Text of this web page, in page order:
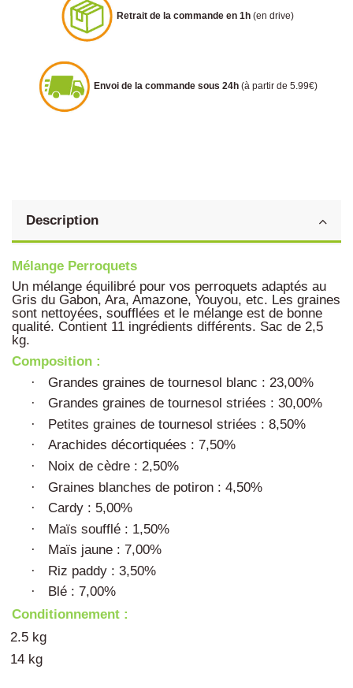
Retrait de la commande en 1h (en drive)
Envoi de la commande sous 24h (à partir de 5.99€)
Description
Mélange Perroquets
Un mélange équilibré pour vos perroquets adaptés au
Gris du Gabon, Ara, Amazone, Youyou, etc. Les graines
sont nettoyées, soufflées et le mélange est de bonne
qualité. Contient 11 ingrédients différents. Sac de 2,5
kg.
Composition :
· Grandes graines de tournesol blanc : 23,00%
· Grandes graines de tournesol striées : 30,00%
· Petites graines de tournesol striées : 8,50%
· Arachides décortiquées : 7,50%
· Noix de cèdre : 2,50%
· Graines blanches de potiron : 4,50%
· Cardy : 5,00%
· Maïs soufflé : 1,50%
· Maïs jaune : 7,00%
· Riz paddy : 3,50%
·
Blé : 7,00%
Conditionnement :
2.5 kg
14 kg